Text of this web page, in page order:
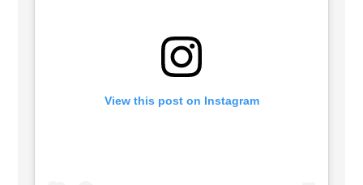
View this post on Instagram